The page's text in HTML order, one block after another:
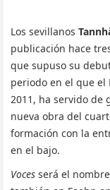
Los sevillanos
publicación hace
que supuso su
periodo en el que el
2011, ha servido de
nueva obra del
formación con la
en el bajo.
Voces será el